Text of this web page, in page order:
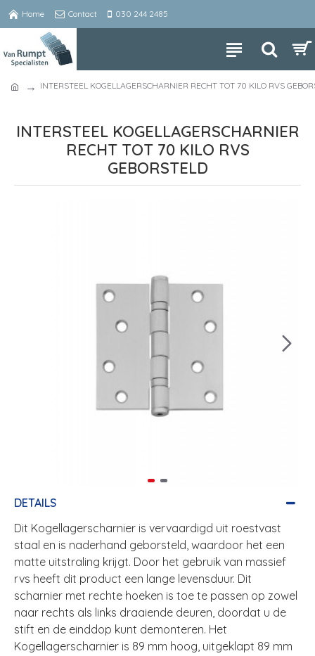
Home Contact 030 244 2485
INTERSTEEL KOGELLAGERSCHARNIER RECHT TOT 70 KILO RVS
INTERSTEEL KOGELLAGERSCHARNIER
RECHT TOT 70 KILO RVS
GEBORSTELD
DETAILS
Dit Kogellagerscharnier is vervaardigd uit roestvast
staal en is naderhand geborsteld, waardoor het een
matte uitstraling krijgt. Door het gebruik van massief
rvs heeft dit product een lange levensduur. Dit
scharnier met rechte hoeken is toe te passen op zowel
naar rechts als links draaiende deuren, doordat u de
stift en de einddop kunt demonteren. Het
Kogellagerscharnier is 89 mm hoog, uitgeklapt 89 mm